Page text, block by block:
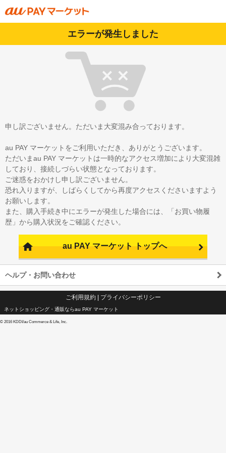
エラーが発生しました
申し訳ございません。ただいま大変混み合っております。
au PAY マーケットをご利用いただき、ありがとうございます。
ただいまau PAY マーケットは一時的なアクセス増加により大変混雑
しており、接続しづらい状態となっております。
ご迷惑をおかけし申し訳ございません。
恐れ入りますが、しばらくしてから再度アクセスくださいますよう
お願いします。
また、購入手続き中にエラーが発生した場合には、「お買い物履
歴」から購入状況をご確認ください。
au PAY マーケット トップへ
ヘルプ・お問い合わせ
ご利用規約| プライバシーポリシー
ネットショッピング・通販ならau PAY マーケット
© 2016 KDDI/au Commerce & Life, Inc.